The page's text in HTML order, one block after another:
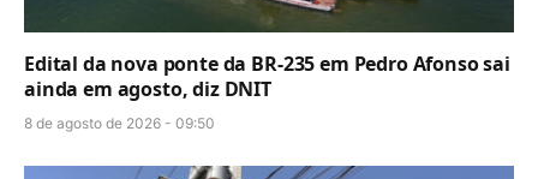
Edital da nova ponte da BR-235 em Pedro Afonso sai
ainda em agosto, diz DNIT
8 de agosto de 2026 - 09:50